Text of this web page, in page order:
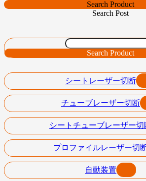
Search Product
Search Post
Search Product
シートレーザー切断
チューブレーザー切断
シートチューブレーザー切
プロファイルレーザー切
自動装置